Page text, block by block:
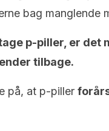
bag manglende
p-piller, er det
tilbage.
på, at p-piller